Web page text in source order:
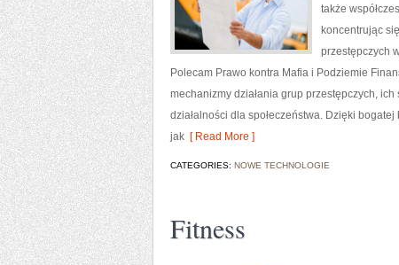
także
koncentrując
przestępczych
Polecam Prawo kontra Mafia i Podziemie
mechanizmy działania grup przestępczych,
działalności dla społeczeństwa. Dzięki
jak [ Read More ]
CATEGORIES: NOWE TECHNOLOGIE
Fitness